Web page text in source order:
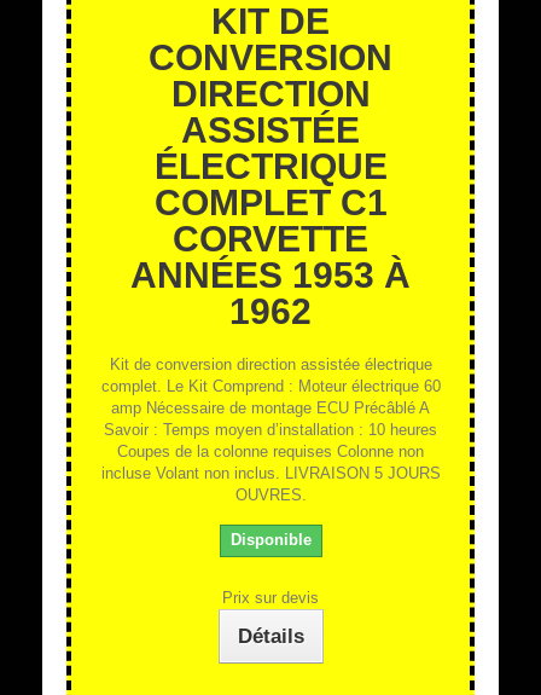
KIT DE
CONVERSION
DIRECTION
ASSISTÉE
ÉLECTRIQUE
COMPLET C1
CORVETTE
ANNÉES 1953 À
1962
Kit de conversion direction assistée électrique
complet. Le Kit Comprend : Moteur électrique 60
amp Nécessaire de montage ECU Précâblé A
Savoir : Temps moyen d’installation : 10 heures
Coupes de la colonne requises Colonne non
incluse Volant non inclus. LIVRAISON 5 JOURS
OUVRES.
Disponible
Prix sur devis
Détails